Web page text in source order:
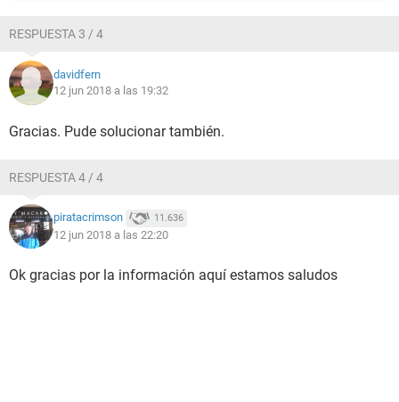
RESPUESTA 3 / 4
davidfern
12 jun 2018 a las 19:32
Gracias. Pude solucionar también.
RESPUESTA 4 / 4
piratacrimson 11.636
12 jun 2018 a las 22:20
Ok gracias por la información aquí estamos saludos